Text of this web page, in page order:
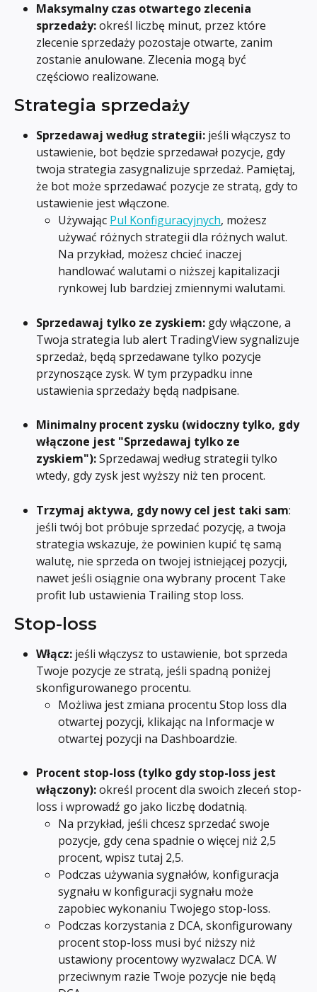
Maksymalny czas otwartego zlecenia
sprzedaży: określ liczbę minut, przez które
zlecenie sprzedaży pozostaje otwarte, zanim
zostanie anulowane. Zlecenia mogą być
częściowo realizowane.
Strategia sprzedaży
Sprzedawaj według strategii: jeśli włączysz to
ustawienie, bot będzie sprzedawał pozycje, gdy
twoja strategia zasygnalizuje sprzedaż. Pamiętaj,
że bot może sprzedawać pozycje ze stratą, gdy to
ustawienie jest włączone.
Używając Pul Konfiguracyjnych, możesz
używać różnych strategii dla różnych walut.
Na przykład, możesz chcieć inaczej
handlować walutami o niższej kapitalizacji
rynkowej lub bardziej zmiennymi walutami.
Sprzedawaj tylko ze zyskiem: gdy włączone, a
Twoja strategia lub alert TradingView sygnalizuje
sprzedaż, będą sprzedawane tylko pozycje
przynoszące zysk. W tym przypadku inne
ustawienia sprzedaży będą nadpisane.
Minimalny procent zysku (widoczny tylko, gdy
włączone jest "Sprzedawaj tylko ze
zyskiem"): Sprzedawaj według strategii tylko
wtedy, gdy zysk jest wyższy niż ten procent.
Trzymaj aktywa, gdy nowy cel jest taki sam:
jeśli twój bot próbuje sprzedać pozycję, a twoja
strategia wskazuje, że powinien kupić tę samą
walutę, nie sprzeda on twojej istniejącej pozycji,
nawet jeśli osiągnie ona wybrany procent Take
profit lub ustawienia Trailing stop loss.
Stop-loss
Włącz: jeśli włączysz to ustawienie, bot sprzeda
Twoje pozycje ze stratą, jeśli spadną poniżej
skonfigurowanego procentu.
Możliwa jest zmiana procentu Stop loss dla
otwartej pozycji, klikając na Informacje w
otwartej pozycji na Dashboardzie.
Procent stop-loss (tylko gdy stop-loss jest
włączony): określ procent dla swoich zleceń stop-
loss i wprowadź go jako liczbę dodatnią.
Na przykład, jeśli chcesz sprzedać swoje
pozycje, gdy cena spadnie o więcej niż 2,5
procent, wpisz tutaj 2,5.
Podczas używania sygnałów, konfiguracja
sygnału w konfiguracji sygnału może
zapobiec wykonaniu Twojego stop-loss.
Podczas korzystania z DCA, skonfigurowany
procent stop-loss musi być niższy niż
ustawiony procentowy wyzwalacz DCA. W
przeciwnym razie Twoje pozycje nie będą